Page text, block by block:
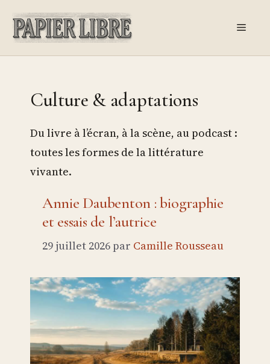
contenu
Menu
Culture & adaptations
Du livre à l’écran, à la scène, au podcast :
toutes les formes de la littérature
vivante.
Annie Daubenton : biographie
et essais de l’autrice
29 juillet 2026 par Camille Rousseau